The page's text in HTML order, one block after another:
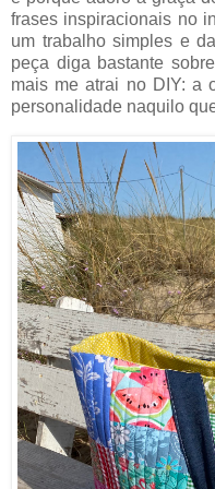
frases inspiracionais no
um trabalho simples e
peça diga bastante
mais me atrai no DIY: a
personalidade naquilo